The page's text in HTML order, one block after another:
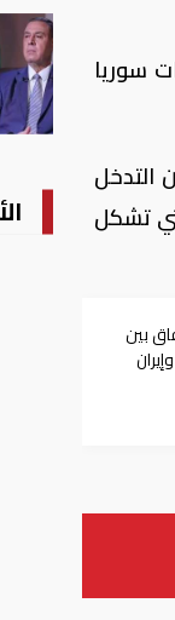
سوريا
التدخل
تشكل
بين